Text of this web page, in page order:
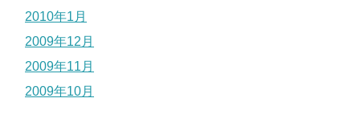
2010年1月
2009年12月
2009年11月
2009年10月